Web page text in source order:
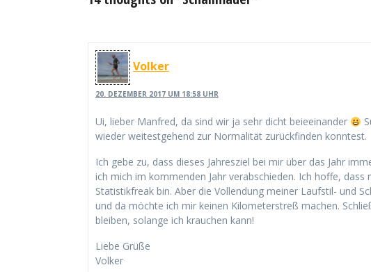
Volker
20. DEZEMBER 2017 UM 18:58 UHR
Ui, lieber Manfred, da sind wir ja sehr dicht beieeinander
wieder weitestgehend zur Normalität zurückfinden konntest.
Ich gebe zu, dass dieses Jahresziel bei mir über das Jahr
ich mich im kommenden Jahr verabschieden. Ich hoffe,
Statistikfreak bin. Aber die Vollendung meiner Laufstil- und
und da möchte ich mir keinen Kilometerstreß machen.
bleiben, solange ich krauchen kann!
Liebe Grüße
Volker